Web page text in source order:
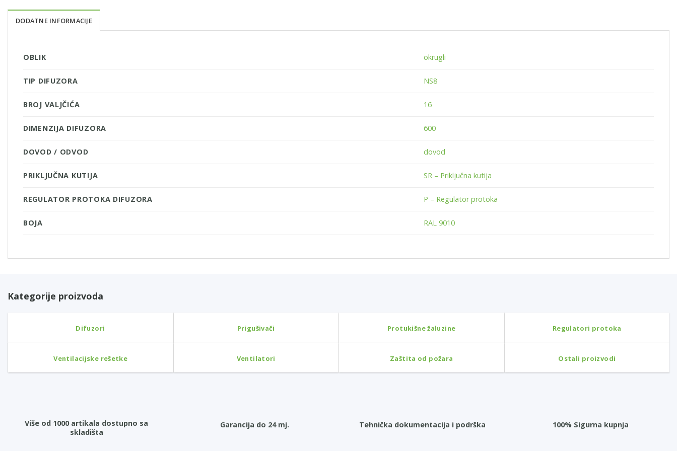
DODATNE INFORMACIJE
OBLIK okrugli
TIP DIFUZORA NS8
BROJ VALJČIĆA 16
DIMENZIJA DIFUZORA 600
DOVOD / ODVOD dovod
PRIKLJUČNA KUTIJA SR – Priključna kutija
REGULATOR PROTOKA DIFUZORA P – Regulator protoka
BOJA RAL 9010
Kategorije proizvoda
Difuzori Prigušivači Protukišne žaluzine Regulatori protoka
Ventilacijske rešetke Ventilatori Zaštita od požara Ostali proizvodi
Više od 1000 artikala dostupno sa
skladišta
Garancija do 24 mj. Tehnička dokumentacija i podrška 100% Sigurna kupnja